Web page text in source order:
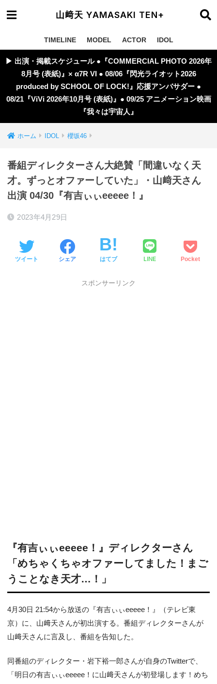
山﨑天 YAMASAKI TEN+
TIMELINE MODEL ACTOR IDOL
▶︎ 出演・掲載スケジュール ●『COMMERCIAL PHOTO 2026年
8月号 (表紙)』× α7R VI ● 08/06『閃光ライオット2026
produced by SCHOOL OF LOCK!』応援アンバサダー ●
08/21『ViVi 2026年10月号 (表紙)』● 09/25 アニメーション映画
『我々は宇宙人』
ホーム IDOL 櫻坂46
番組ディレクターさん大絶賛「間違いなく天
才。ずっとオファーしていた」・山﨑天さん
出演 04/30『有吉ぃぃeeeee！』
2023年4月29日
ツイート シェア はてブ LINE Pocket
スポンサーリンク
『有吉ぃぃeeeee！』ディレクターさん
「めちゃくちゃオファーしてました！まご
うことなき天才…！」
4月30日 21:54から放送の『有吉ぃぃeeeee！』（テレビ東
京）に、山﨑天さんが初出演する。番組ディレクターさんが
山﨑天さんに言及し、番組を告知した。
同番組のディレクター・岩下裕一郎さんが自身のTwitterで、
「明日の有吉ぃぃeeeee！に山﨑天さんが初登場します！めち